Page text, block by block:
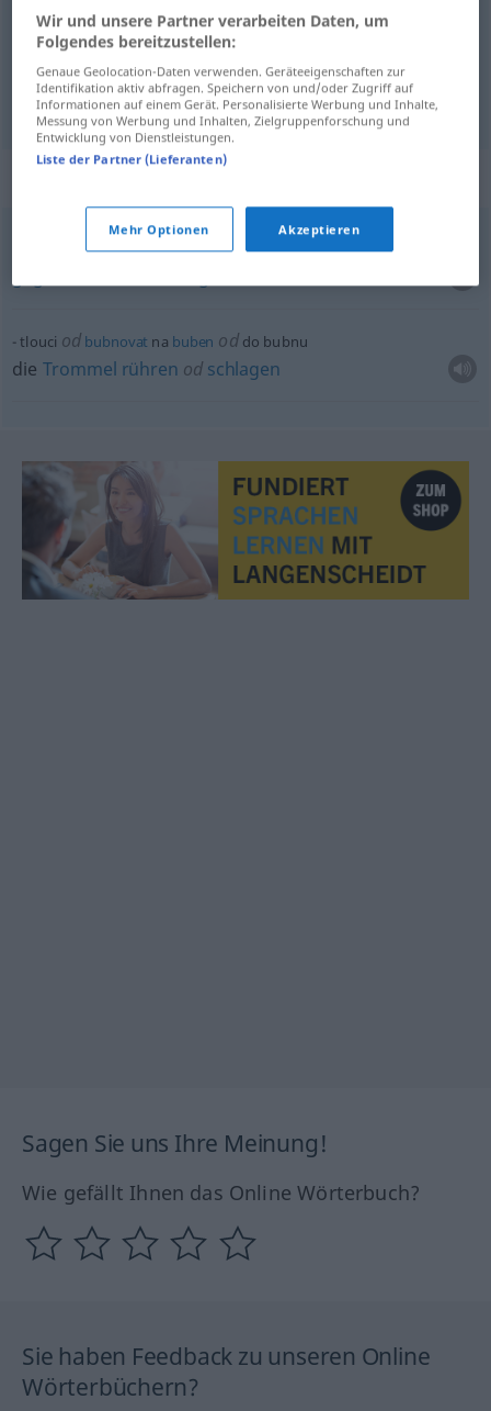
klopfen tlouci
(zer)stoßenGewürz, Zucker tlouci
zeď
tlouci od bubnovat na buben oddo bubnu
die Trommel rühren od schlagen
Sagen Sie uns Ihre Meinung!
Wie gefällt Ihnen das Online Wörterbuch?
Sie haben Feedback zu unseren Online
Wörterbüchern?
Wir und unsere Partner verarbeiten Daten, um
Folgendes bereitzustellen:
Genaue Geolocation-Daten verwenden. Geräteeigenschaften zur
Identifikation aktiv abfragen. Speichern von und/oder Zugriff auf
Informationen auf einem Gerät. Personalisierte Werbung und Inhalte,
Messung von Werbung und Inhalten, Zielgruppenforschung und
Entwicklung von Dienstleistungen.
Liste der Partner (Lieferanten)
Mehr Optionen Akzeptieren